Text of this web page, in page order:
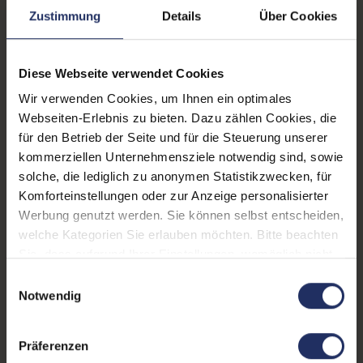
Zustimmung Details Über Cookies
Diese Webseite verwendet Cookies
Wir verwenden Cookies, um Ihnen ein optimales
Webseiten-Erlebnis zu bieten. Dazu zählen Cookies, die
für den Betrieb der Seite und für die Steuerung unserer
kommerziellen Unternehmensziele notwendig sind, sowie
solche, die lediglich zu anonymen Statistikzwecken, für
Komforteinstellungen oder zur Anzeige personalisierter
Werbung genutzt werden. Sie können selbst entscheiden,
welche Kategorien Sie erlauben möchten. Bitte beachten
Weitere Informationen finden Sie in
Notwendig
Präferenzen
Prozessor:
Intel Core i5 10400H @
Prozessorkerne: 4
Datenspeicher: 500 GB SSD
Arbeitsspeicher: 16 GB DDR4
Webcam: Ja
LTE: Ja
Fingerprintreader: Ja
Tastaturbeleuchtung:
Schnittstellen:
1x Audio / Mikrofon - 3.5